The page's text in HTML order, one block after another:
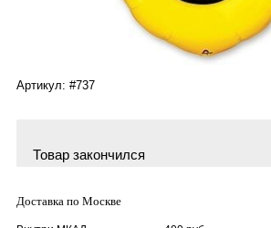
Артикул: #737
Товар закончился
Доставка по Москве